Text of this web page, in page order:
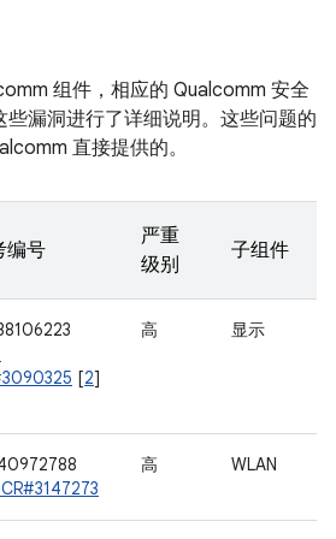
组件，相应的 Qualcomm 安全
漏洞进行了详细说明。这些问题的
直接提供的。
编号
严重
级别
子组件
[2]
高 显示
高 WLAN